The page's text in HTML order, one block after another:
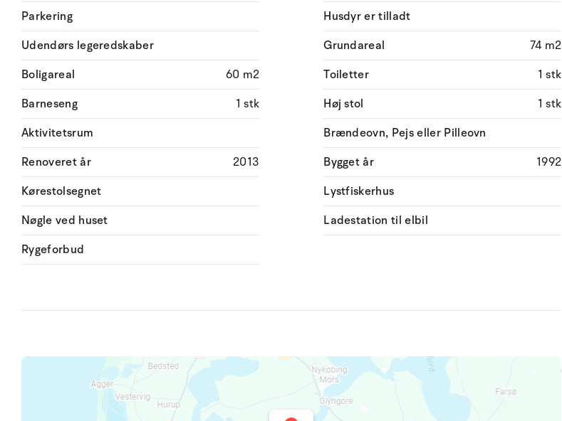
Parkering
Udendørs legeredskaber
Boligareal
60 m2
Barneseng
1 stk
Aktivitetsrum
Renoveret år
2013
Kørestolsegnet
Nøgle ved huset
Rygeforbud
Husdyr er tilladt
Grundareal
74 m2
Toiletter
1 stk
Høj stol
1 stk
Brændeovn, Pejs eller Pilleovn
Bygget år
1992
Lystfiskerhus
Ladestation til elbil